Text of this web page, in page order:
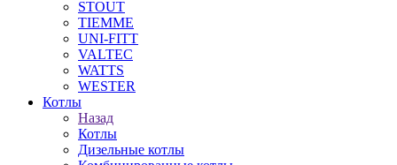
STOUT
TIEMME
UNI-FITT
VALTEC
WATTS
WESTER
Котлы
Назад
Котлы
Дизельные котлы